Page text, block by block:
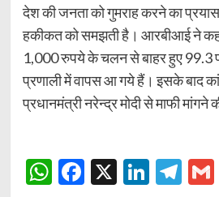
देश की जनता को गुमराह करने का
हकीकत को समझती है। आरबीआई ने
1,000 रुपये के चलन से बाहर हुए 99.3
प्रणाली में वापस आ गये हैं। इसके बाद
प्रधानमंत्री नरेन्द्र मोदी से माफी मांगने
WhatsApp
Facebook
X